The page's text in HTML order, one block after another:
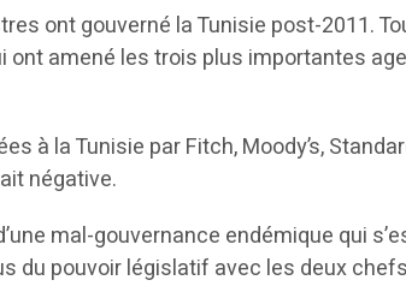
ont gouverné la Tunisie post-2011.
ont amené les trois plus importantes
à la Tunisie par Fitch, Moody’s,
négative.
mal-gouvernance endémique qui
du pouvoir législatif avec les deux